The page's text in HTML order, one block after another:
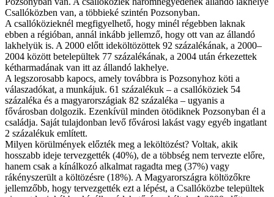
Csallóközben van, a többieké szintén Pozsonyban.
A csallóközieknél megfigyelhető, hogy minél régebben laknak
ebben a régióban, annál inkább jellemző, hogy ott van az állandó
lakhelyük is. A 2000 előtt ideköltözöttek 92 százalékának, a 2000–
2004 között betelepültek 77 százalékának, a 2004 után érkezettek
kétharmadának van itt az állandó lakhelye.
A legszorosabb kapocs, amely továbbra is Pozsonyhoz köti a
válaszadókat, a munkájuk. 61 százalékuk – a csallóköziek 54
százaléka és a magyarországiak 82 százaléka – ugyanis a
fővárosban dolgozik. Ezenkívül minden ötödiknek Pozsonyban él a
családja. Saját tulajdonban levő fővárosi lakást vagy egyéb ingatlant
2 százalékuk említett.
Milyen körülmények előzték meg a leköltözést? Voltak, akik
hosszabb ideje tervezgették (40%), de a többség nem tervezte előre,
hanem csak a kínálkozó alkalmat ragadta meg (37%) vagy
rákényszerült a költözésre (18%). A Magyarországra költözőkre
jellemzőbb, hogy tervezgették ezt a lépést, a Csallóközbe települtek